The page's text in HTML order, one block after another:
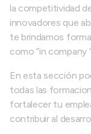
la competitividad
innovadores que
te brindamos
como “in company
En esta sección
todas las
fortalecer tu
contribuir al